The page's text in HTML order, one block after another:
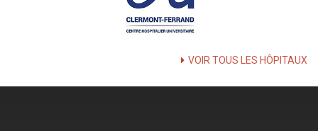
VOIR TOUS LES HÔPITAUX